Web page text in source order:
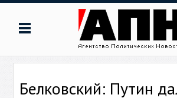
Белковский: Путин